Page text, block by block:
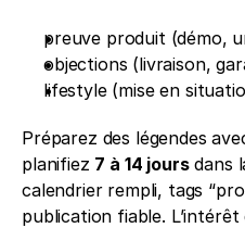
preuve produit (démo,
objections (livraison,
lifestyle (mise en
Préparez des légendes
planifiez 7 à 14 jours dans
calendrier rempli, tags
publication fiable.